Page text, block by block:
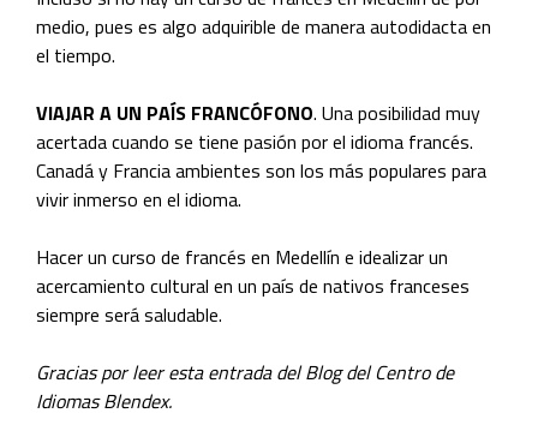
medio, pues es algo adquirible de manera autodidacta en
el tiempo.
VIAJAR A UN PAÍS FRANCÓFONO. Una posibilidad muy
acertada cuando se tiene pasión por el idioma francés.
Canadá y Francia ambientes son los más populares para
vivir inmerso en el idioma.
Hacer un curso de francés en Medellín e idealizar un
acercamiento cultural en un país de nativos franceses
siempre será saludable.
Gracias por leer esta entrada del Blog del Centro de
Idiomas Blendex.